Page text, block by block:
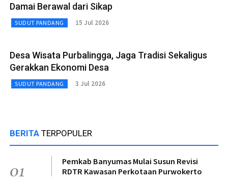
Damai Berawal dari Sikap
SUDUT PANDANG 15 Jul 2026
Desa Wisata Purbalingga, Jaga Tradisi Sekaligus
Gerakkan Ekonomi Desa
SUDUT PANDANG 3 Jul 2026
BERITA TERPOPULER
01
Pemkab Banyumas Mulai Susun Revisi
RDTR Kawasan Perkotaan Purwokerto